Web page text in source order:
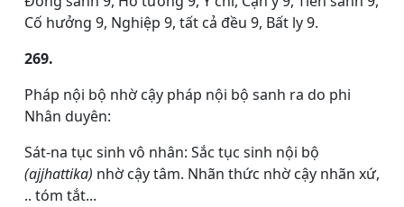
Cố hưởng 9, Nghiệp 9, tất cả đều 9, Bất ly 9.
269.
Pháp nội bộ nhờ cậy pháp nội bộ sanh ra do phi
Nhân duyên:
Sát-na tục sinh vô nhân: Sắc tục sinh nội bộ
(ajjhattika) nhờ cậy tâm. Nhãn thức nhờ cậy nhãn xứ,
.. tóm tắt...